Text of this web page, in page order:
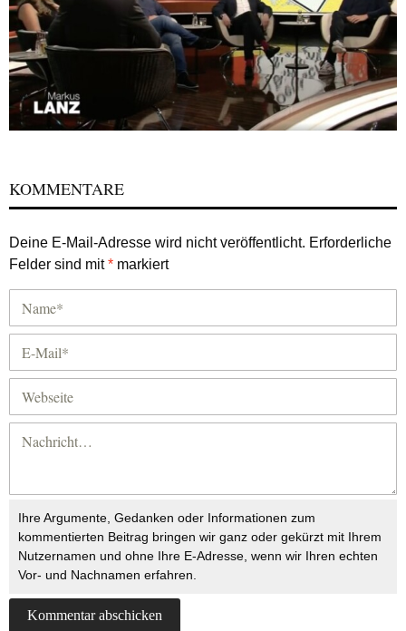
KOMMENTARE
Deine E-Mail-Adresse wird nicht veröffentlicht. Erforderliche
Felder sind mit* markiert
Ihre Argumente, Gedanken oder Informationen zum
kommentierten Beitrag bringen wir ganz oder gekürzt mit Ihrem
Nutzernamen und ohne Ihre E-Adresse, wenn wir Ihren echten
Vor- und Nachnamen erfahren.